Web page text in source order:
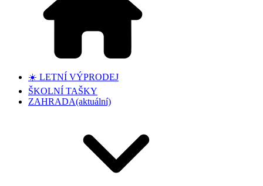
☀️ LETNÍ VÝPRODEJ
ŠKOLNÍ TAŠKY
ZAHRADA(aktuální)